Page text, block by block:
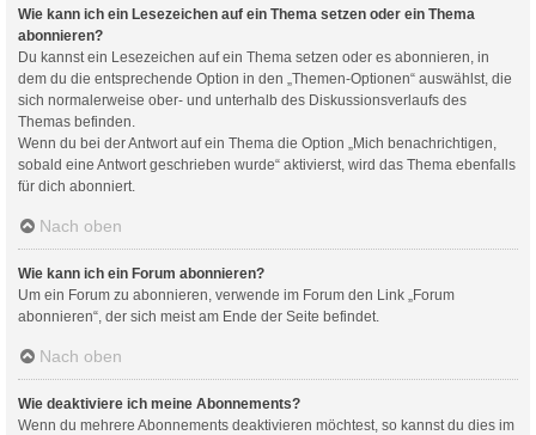
Wie kann ich ein Lesezeichen auf ein Thema setzen oder ein Thema
abonnieren?
Du kannst ein Lesezeichen auf ein Thema setzen oder es abonnieren, in
dem du die entsprechende Option in den „Themen-Optionen“ auswählst, die
sich normalerweise ober- und unterhalb des Diskussionsverlaufs des
Themas befinden.
Wenn du bei der Antwort auf ein Thema die Option „Mich benachrichtigen,
sobald eine Antwort geschrieben wurde“ aktivierst, wird das Thema ebenfalls
für dich abonniert.
Nach oben
Wie kann ich ein Forum abonnieren?
Um ein Forum zu abonnieren, verwende im Forum den Link „Forum
abonnieren“, der sich meist am Ende der Seite befindet.
Nach oben
Wie deaktiviere ich meine Abonnements?
Wenn du mehrere Abonnements deaktivieren möchtest, so kannst du dies im